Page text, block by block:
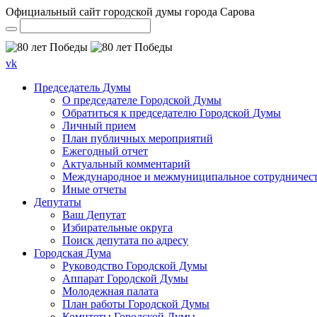
Официальный сайт городской думы города Сарова
vk
Председатель Думы
О председателе Городской Думы
Обратиться к председателю Городской Думы
Личный прием
План публичных мероприятий
Ежегодный отчет
Актуальный комментарий
Международное и межмуниципальное
Иные отчеты
Депутаты
Ваш Депутат
Избирательные округа
Поиск депутата по адресу
Городская Дума
Руководство Городской Думы
Аппарат Городской Думы
Молодежная палата
План работы Городской Думы